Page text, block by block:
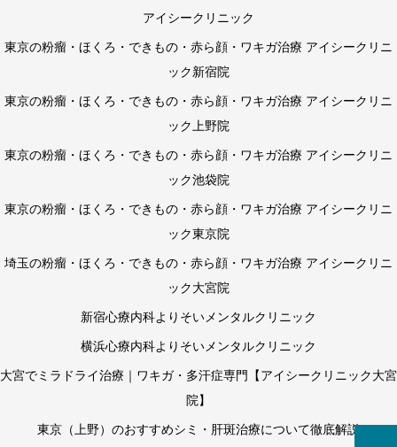
アイシークリニック
東京の粉瘤・ほくろ・できもの・赤ら顔・ワキガ治療 アイシークリニ
ック新宿院
東京の粉瘤・ほくろ・できもの・赤ら顔・ワキガ治療 アイシークリニ
ック上野院
東京の粉瘤・ほくろ・できもの・赤ら顔・ワキガ治療 アイシークリニ
ック池袋院
東京の粉瘤・ほくろ・できもの・赤ら顔・ワキガ治療 アイシークリニ
ック東京院
埼玉の粉瘤・ほくろ・できもの・赤ら顔・ワキガ治療 アイシークリニ
ック大宮院
新宿心療内科よりそいメンタルクリニック
横浜心療内科よりそいメンタルクリニック
大宮でミラドライ治療｜ワキガ・多汗症専門【アイシークリニック大宮
院】
東京（上野）のおすすめシミ・肝斑治療について徹底解説